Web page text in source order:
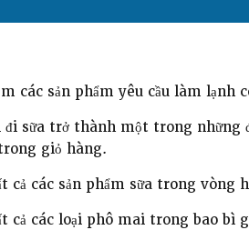
các sản phẩm yêu cầu làm lạnh
sữa trở thành một trong những
giỏ hàng.
cả các sản phẩm sữa trong vòng
cả các loại phô mai trong bao bì